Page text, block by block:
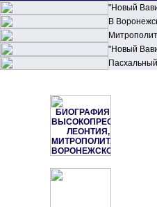
"Новый
В
"Новый